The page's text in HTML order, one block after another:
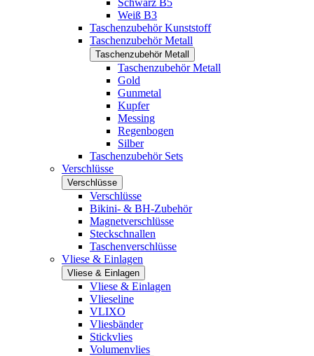
Schwarz B5
Weiß B3
Taschenzubehör Kunststoff
Taschenzubehör Metall
Taschenzubehör Metall
Taschenzubehör Metall
Gold
Gunmetal
Kupfer
Messing
Regenbogen
Silber
Taschenzubehör Sets
Verschlüsse
Verschlüsse
Verschlüsse
Bikini- & BH-Zubehör
Magnetverschlüsse
Steckschnallen
Taschenverschlüsse
Vliese & Einlagen
Vliese & Einlagen
Vliese & Einlagen
Vlieseline
VLIXO
Vliesbänder
Stickvlies
Volumenvlies